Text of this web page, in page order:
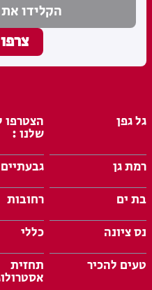
גל גפן הצטרפו
שלנו :
רמת גן
גבעתיים
בת ים
רחובות
נס ציונה
כללי
טעים להכיר
תחזית